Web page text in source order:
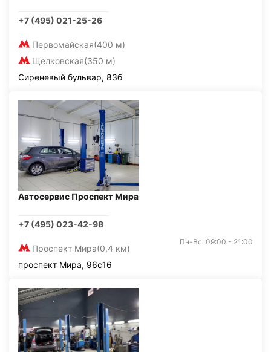
+7 (495) 021-25-26
Первомайская(400 м)
Щелковская(350 м)
Сиреневый бульвар, 83б
Автосервис Проспект Мира
+7 (495) 023-42-98
Проспект Мира(0,4 км)
Пн-Вс: 09:00 - 21:00
проспект Мира, 96с16